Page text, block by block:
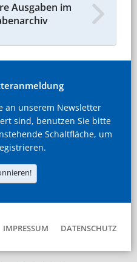
Ausgaben im
an unserem Newsletter
sind, benutzen Sie bitte
Schaltfläche, um
IMPRESSUM DATENSCHUTZ